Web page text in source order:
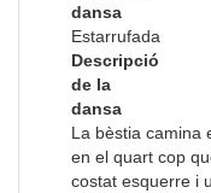
dansa
Estarrufada
Descripció
de la
dansa
La bèstia camina
en el quart cop
costat esquerre i